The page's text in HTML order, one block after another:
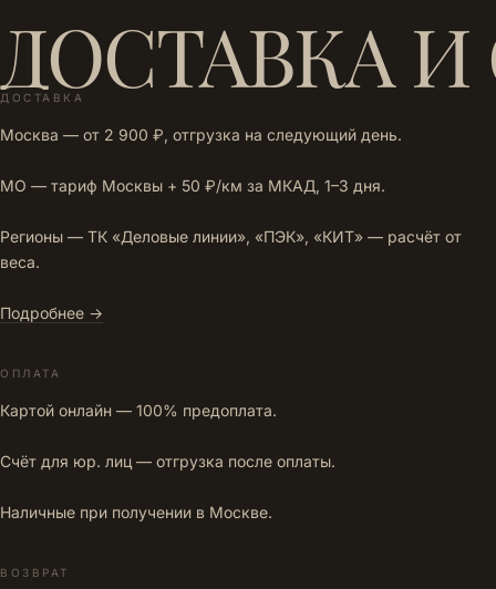
ДОСТАВКА
ДОСТАВКА
Москва — от 2 900 ₽, отгрузка на следующий день.
МО — тариф Москвы + 50 ₽/км за МКАД, 1–3 дня.
Регионы — ТК «Деловые линии», «ПЭК», «КИТ» — расчёт от
веса.
Подробнее →
ОПЛАТА
Картой онлайн — 100% предоплата.
Счёт для юр. лиц — отгрузка после оплаты.
Наличные при получении в Москве.
ВОЗВРАТ